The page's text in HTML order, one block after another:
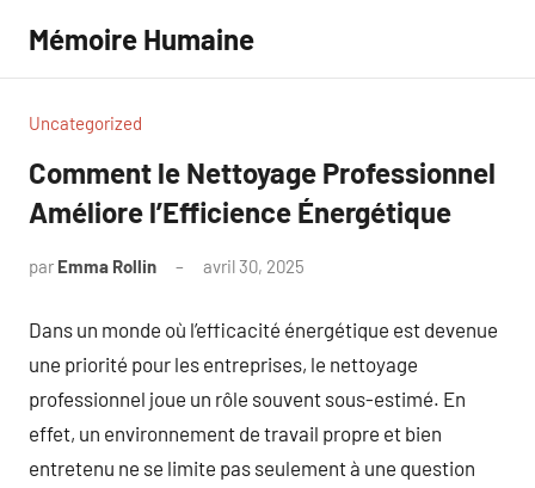
contenu
Mémoire Humaine
Uncategorized
Comment le Nettoyage Professionnel
Améliore l’Efficience Énergétique
par Emma Rollin avril 30, 2025
Dans un monde où l’efficacité énergétique est devenue
une priorité pour les entreprises, le nettoyage
professionnel joue un rôle souvent sous-estimé. En
effet, un environnement de travail propre et bien
entretenu ne se limite pas seulement à une question